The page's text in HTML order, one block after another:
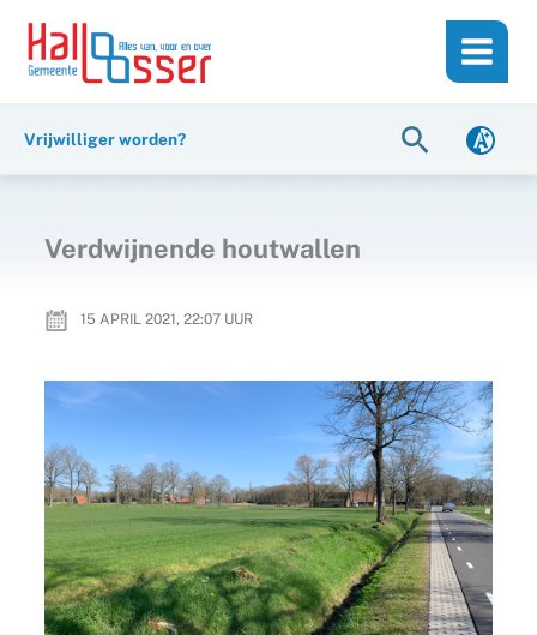
inhoud
naar
Vrijwilliger worden? Zoeken
Verdwijnende houtwallen
15 APRIL 2021, 22:07UUR